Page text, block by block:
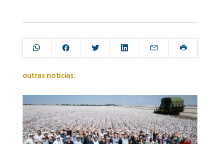
outras notícias: